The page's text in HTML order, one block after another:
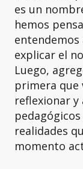
es un
hemos
entendemos
explicar el
Luego,
primera que
reflexionar y
realidades
momento